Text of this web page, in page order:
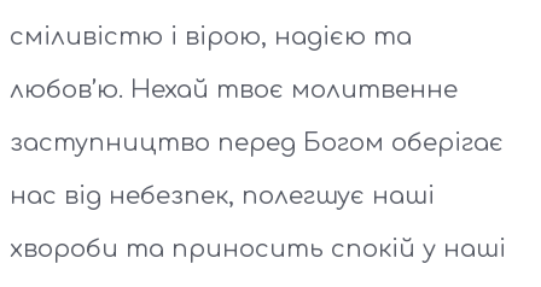
сміливістю і вірою, надією та
любов’ю. Нехай твоє молитвенне
заступництво перед Богом оберігає
нас від небезпек, полегшує наші
хвороби та приносить спокій у наші